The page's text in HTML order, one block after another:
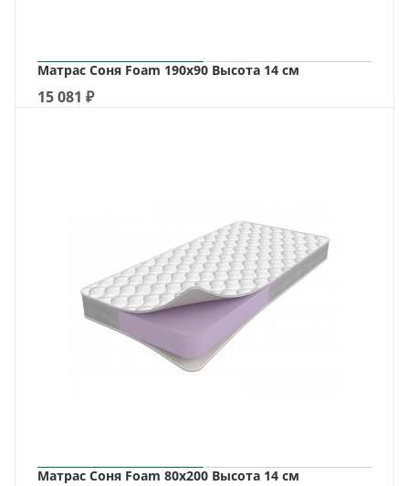
Матрас Соня Foam 190х90 Высота 14 см
15 081 ₽
Матрас Соня Foam 80х200 Высота 14 см